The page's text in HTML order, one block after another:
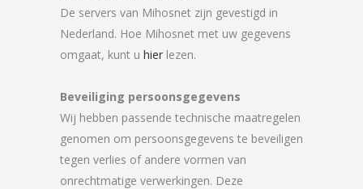
De servers van Mihosnet zijn gevestigd in
Nederland. Hoe Mihosnet met uw gegevens
omgaat, kunt u hier lezen.
Beveiliging persoonsgegevens
Wij hebben passende technische maatregelen
genomen om persoonsgegevens te beveiligen
tegen verlies of andere vormen van
onrechtmatige verwerkingen. Deze